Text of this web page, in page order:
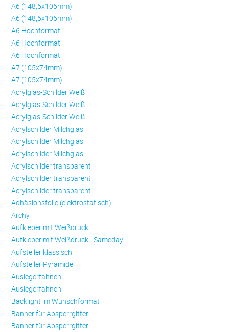
A6 (148,5x105mm)
A6 (148,5x105mm)
A6 Hochformat
A6 Hochformat
A6 Hochformat
A7 (105x74mm)
A7 (105x74mm)
Acrylglas-Schilder Weiß
Acrylglas-Schilder Weiß
Acrylglas-Schilder Weiß
Acrylschilder Milchglas
Acrylschilder Milchglas
Acrylschilder Milchglas
Acrylschilder transparent
Acrylschilder transparent
Acrylschilder transparent
Adhäsionsfolie (elektrostatisch)
Archy
Aufkleber mit Weißdruck
Aufkleber mit Weißdruck - Sameday
Aufsteller klassisch
Aufsteller Pyramide
Auslegerfahnen
Auslegerfahnen
Backlight im Wunschformat
Banner für Absperrgitter
Banner für Absperrgitter